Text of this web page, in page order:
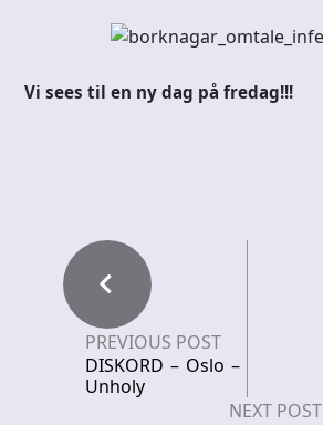
Vi sees til en ny dag på fredag!!!
PREVIOUS POST
DISKORD – Oslo –
Unholy
NEXT POST